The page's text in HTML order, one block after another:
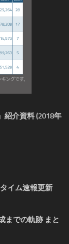
紹介資料 (2018年
イム速報更新
までの軌跡 まと